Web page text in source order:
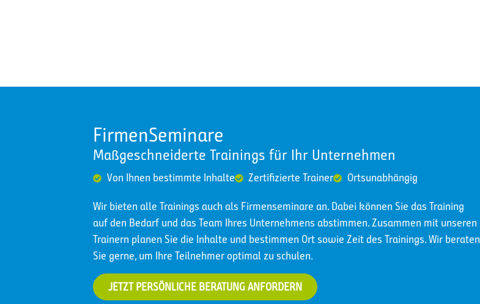
FirmenSeminare
Maßgeschneiderte Trainings für Ihr Unternehmen
Von Ihnen bestimmte Inhalte Zertifizierte Trainer Ortsunabhängig
Wir bieten alle Trainings auch als Firmenseminare an. Dabei können Sie das Training
auf den Bedarf und das Team Ihres Unternehmens abstimmen. Zusammen mit unseren
Trainern planen Sie die Inhalte und bestimmen Ort sowie Zeit des Trainings. Wir beraten
Sie gerne, um Ihre Teilnehmer optimal zu schulen.
JETZT PERSÖNLICHE BERATUNG ANFORDERN